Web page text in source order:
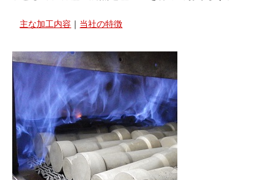
主な加工内容 ｜ 当社の特徴